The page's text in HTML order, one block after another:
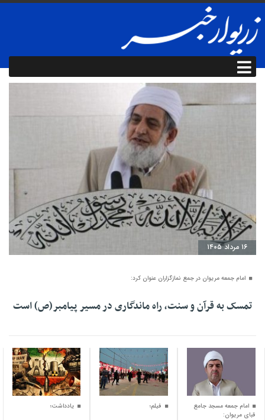
۱۶ مرداد ۱۴۰۵
امام جمعه مریوان در جمع نمازگزاران عنوان کرد:
تمسک به قرآن و سنت، راه ماندگاری در مسیر پیامبر(ص) است
امام جمعه مسجد جامع
قبای مریوان:
۱۵ مرداد ۱۴۰۵
فیلم؛
۰۱ مرداد ۱۴۰۵
یادداشت؛